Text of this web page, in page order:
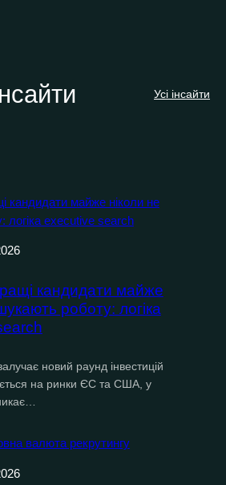
Усі інсайти
кандидати майже
роботу: логіка
новий раунд інвестицій
на ринки ЄС та США, у